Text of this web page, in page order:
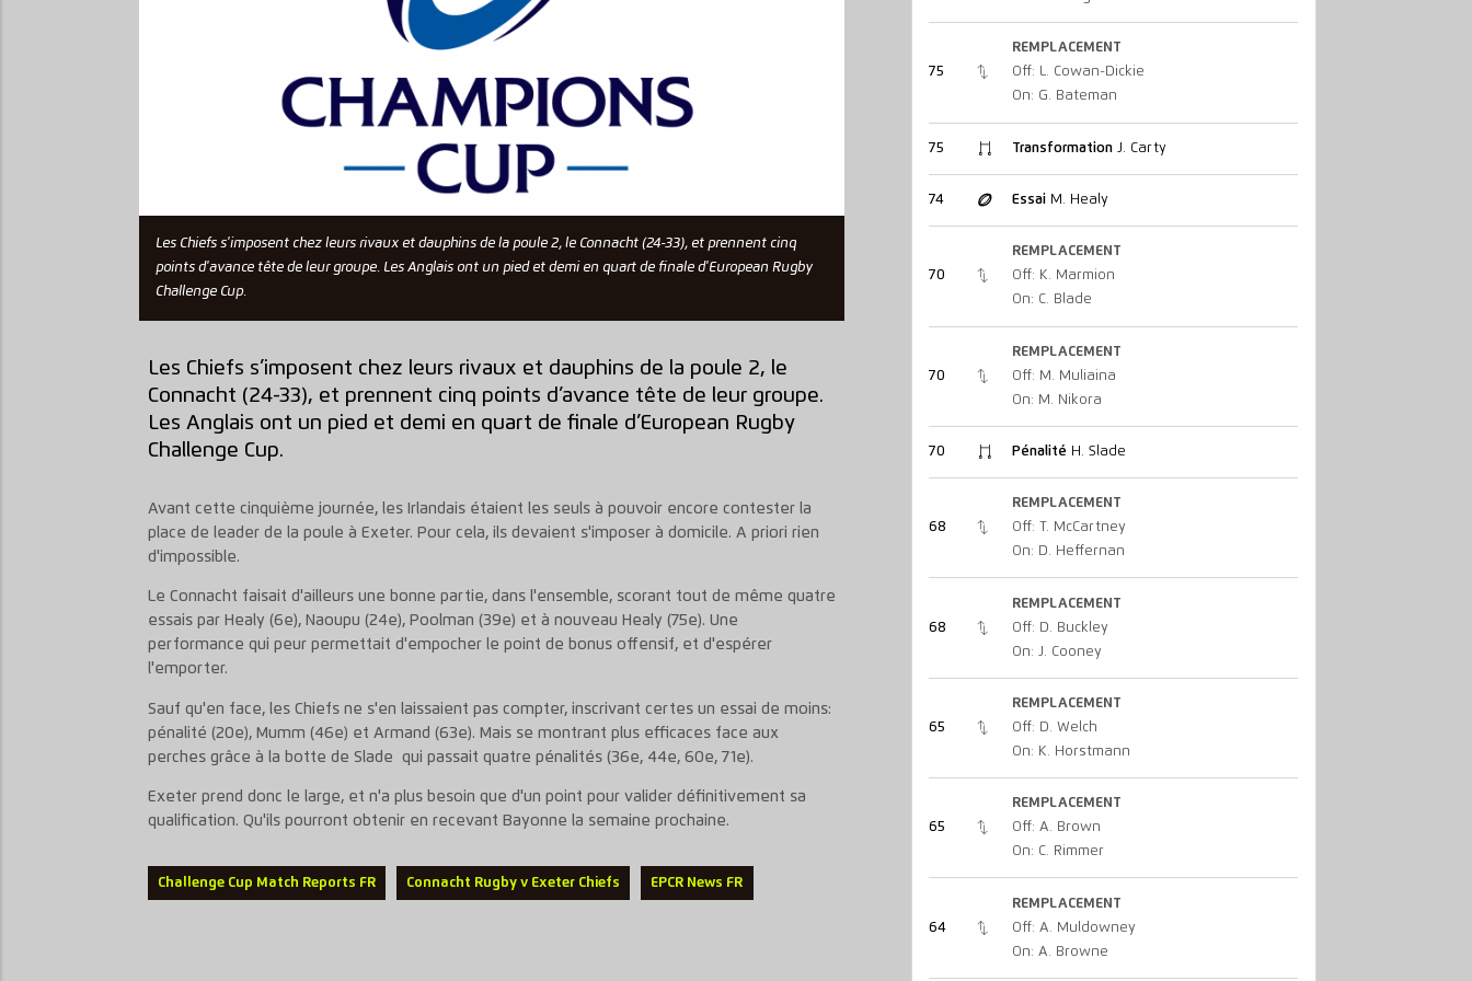
Les Chiefs s'imposent chez leurs rivaux et dauphins de la poule 2, le Connacht (24-33), et prennent cinq
points d'avance tête de leur groupe. Les Anglais ont un pied et demi en quart de finale d'European Rugby
Challenge Cup.
Les Chiefs s’imposent chez leurs rivaux et dauphins de la poule 2, le
Connacht (24-33), et prennent cinq points d’avance tête de leur groupe.
Les Anglais ont un pied et demi en quart de finale d’European Rugby
Challenge Cup.
Avant cette cinquième journée, les Irlandais étaient les seuls à pouvoir encore contester la
place de leader de la poule à Exeter. Pour cela, ils devaient s'imposer à domicile. A priori rien
d'impossible.
Le Connacht faisait d'ailleurs une bonne partie, dans l'ensemble, scorant tout de même quatre
essais par Healy (6e), Naoupu (24e), Poolman (39e) et à nouveau Healy (75e). Une
performance qui peur permettait d'empocher le point de bonus offensif, et d'espérer
l'emporter.
Sauf qu'en face, les Chiefs ne s'en laissaient pas compter, inscrivant certes un essai de moins:
pénalité (20e), Mumm (46e) et Armand (63e). Mais se montrant plus efficaces face aux
perches grâce à la botte de Slade qui passait quatre pénalités (36e, 44e, 60e, 71e).
Exeter prend donc le large, et n'a plus besoin que d'un point pour valider définitivement sa
qualification. Qu'ils pourront obtenir en recevant Bayonne la semaine prochaine.
Challenge Cup Match Reports FR Connacht Rugby v Exeter Chiefs EPCR News FR
75
REMPLACEMENT
Off: L. Cowan-Dickie
On: G. Bateman
75 TransformationJ. Carty
74 EssaiM. Healy
70
REMPLACEMENT
Off: K. Marmion
On: C. Blade
70
REMPLACEMENT
Off: M. Muliaina
On: M. Nikora
70 Pénalité H. Slade
68
REMPLACEMENT
Off: T. McCartney
On: D. Heffernan
68
REMPLACEMENT
Off: D. Buckley
On: J. Cooney
65
REMPLACEMENT
Off: D. Welch
On: K. Horstmann
65
REMPLACEMENT
Off: A. Brown
On: C. Rimmer
64
REMPLACEMENT
Off: A. Muldowney
On: A. Browne